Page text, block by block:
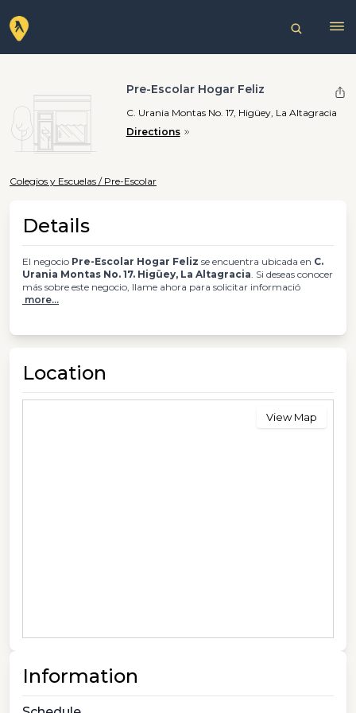
Pre-Escolar Hogar Feliz
C. Urania Montas No. 17, Higüey, La Altagracia
Directions
Colegios y Escuelas / Pre-Escolar
Details
El negocio Pre-Escolar Hogar Feliz se encuentra ubicada en C.
Urania Montas No. 17. Higüey, La Altagracia. Si deseas conocer
más sobre este negocio, llame ahora para solicitar informació
more...
Location
View Map
Information